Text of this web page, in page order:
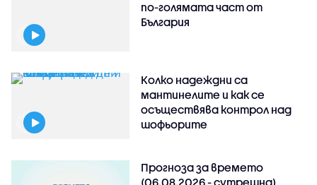
по-голямата част от
България
Колко надеждни са
мантинелите и как се
осъществява контрол над
шофьорите
Прогноза за времето
(06.08.2026 - сутрешна)